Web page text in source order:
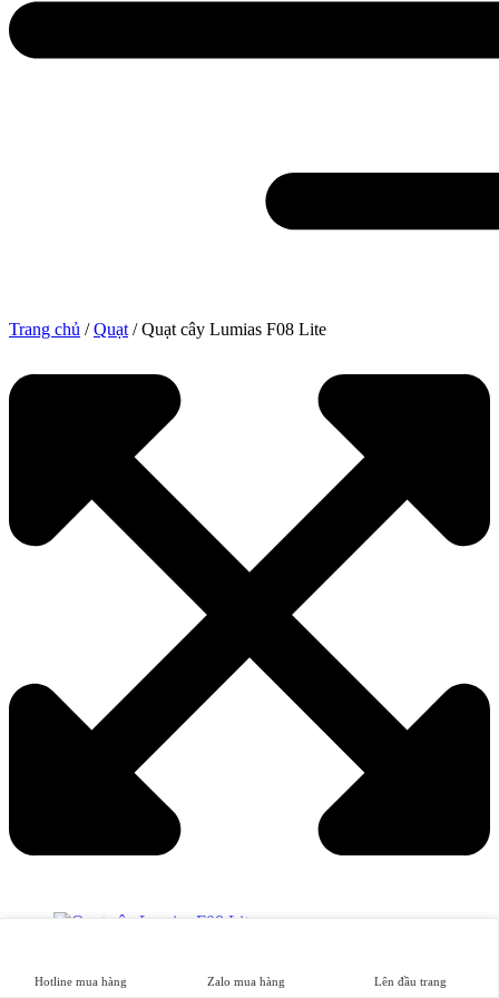
Trang chủ /Quạt / Quạt cây Lumias F08 Lite
Hotline mua hàng Zalo mua hàng Lên đầu trang